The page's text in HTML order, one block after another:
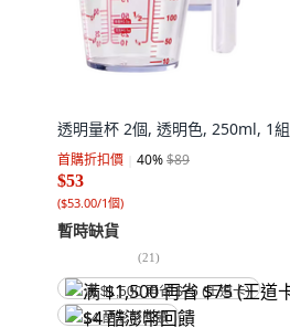
透明量杯 2個, 透明色, 250ml, 1組
首購折扣價 40%$89
$53
($53.00/1個)
暫時缺貨
(21)
满 $1,500 再省 $75 (王道卡)
$4 酷澎幣回饋